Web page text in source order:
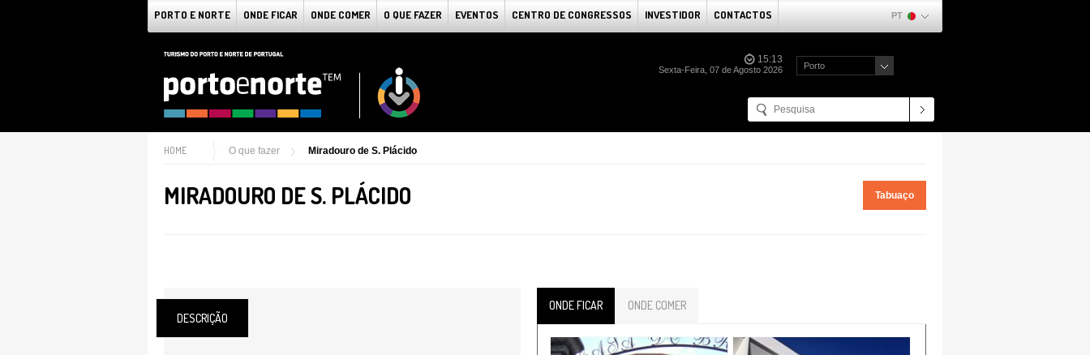
PORTO E NORTE ONDE FICAR ONDE COMER O QUE FAZER EVENTOS CENTRO DE CONGRESSOS INVESTIDOR CONTACTOS PT
15:13
Sexta-Feira, 07 de Agosto 2026 Porto
HOME O que fazer Miradouro de S. Plácido
MIRADOURO DE S. PLÁCIDO Tabuaço
DESCRIÇÃO
ONDE FICAR ONDE COMER